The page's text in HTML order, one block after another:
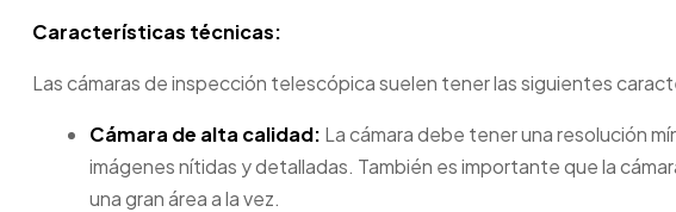
Características técnicas:
Las cámaras de inspección telescópica suelen tener las siguientes
Cámara de alta calidad: La cámara debe tener una resolución
imágenes nítidas y detalladas. También es importante que la
una gran área a la vez.